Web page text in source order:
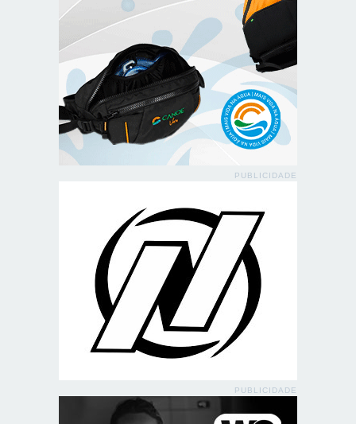
PUBLICIDADE
PUBLICIDADE